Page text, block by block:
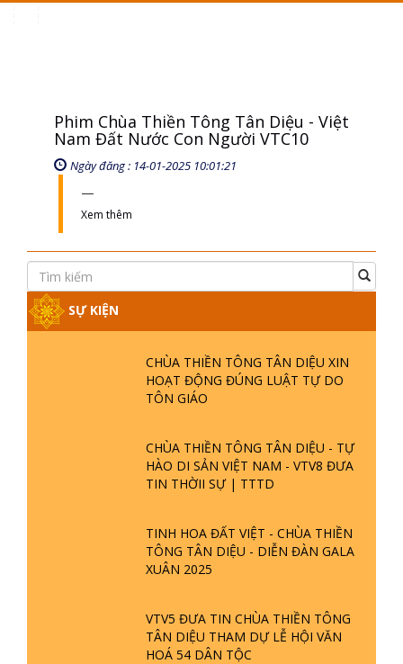
Phim Chùa Thiền Tông Tân Diệu - Việt
Nam Đất Nước Con Người VTC10
Ngày đăng : 14-01-2025 10:01:21
Xem thêm
SỰ KIỆN
CHÙA THIỀN TÔNG TÂN DIỆU XIN
HOẠT ĐỘNG ĐÚNG LUẬT TỰ DO
TÔN GIÁO
CHÙA THIỀN TÔNG TÂN DIỆU - TỰ
HÀO DI SẢN VIỆT NAM - VTV8 ĐƯA
TIN THỜII SỰ | TTTD
TINH HOA ĐẤT VIỆT - CHÙA THIỀN
TÔNG TÂN DIỆU - DIỄN ĐÀN GALA
XUÂN 2025
VTV5 ĐƯA TIN CHÙA THIỀN TÔNG
TÂN DIỆU THAM DỰ LỄ HỘI VĂN
HOÁ 54 DÂN TỘC